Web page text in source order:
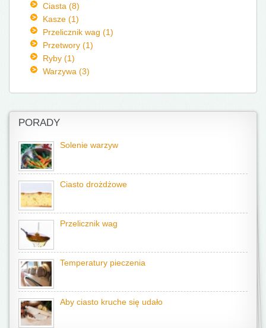
Ciasta (8)
Kasze (1)
Przelicznik wag (1)
Przetwory (1)
Ryby (1)
Warzywa (3)
PORADY
Solenie warzyw
Ciasto drożdżowe
Przelicznik wag
Temperatury pieczenia
Aby ciasto kruche się udało